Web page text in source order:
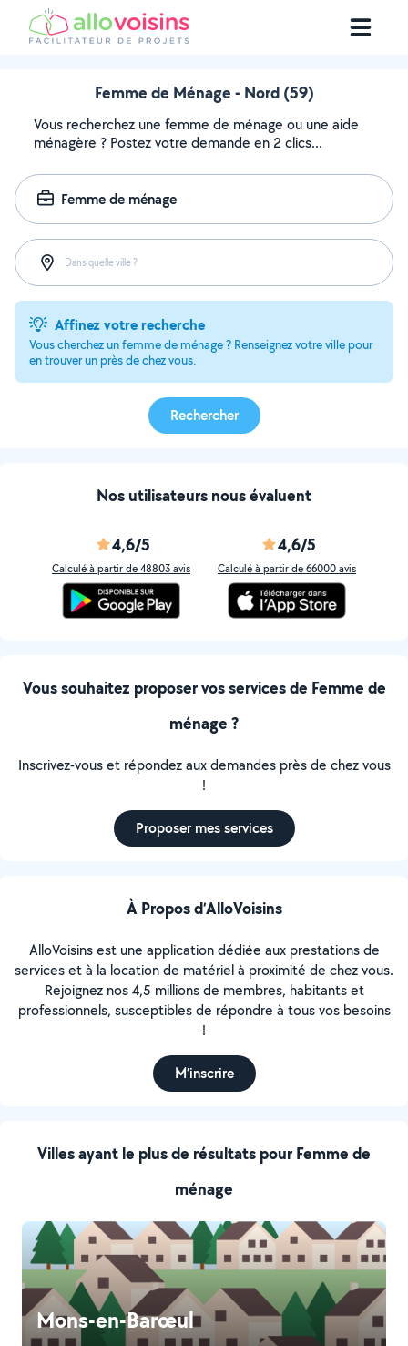
Femme de Ménage - Nord (59)
Vous recherchez une femme de ménage ou une aide
ménagère ? Postez votre demande en 2 clics...
Femme de ménage
Dans quelle ville ?
Affinez votre recherche
Vous cherchez un femme de ménage ? Renseignez votre ville pour
en trouver un près de chez vous.
Rechercher
Nos utilisateurs nous évaluent
4,6/5
Calculé à partir de 48803 avis
4,6/5
Calculé à partir de 66000 avis
Villes ayant le plus de résultats pour Femme de
ménage
Mons-en-Barœul
Vous souhaitez proposer vos services de Femme de
ménage ?
Inscrivez-vous et répondez aux demandes près de chez vous
!
Proposer mes services
À Propos d’AlloVoisins
AlloVoisins est une application dédiée aux prestations de
services et à la location de matériel à proximité de chez vous.
Rejoignez nos 4,5 millions de membres, habitants et
professionnels, susceptibles de répondre à tous vos besoins
!
M’inscrire